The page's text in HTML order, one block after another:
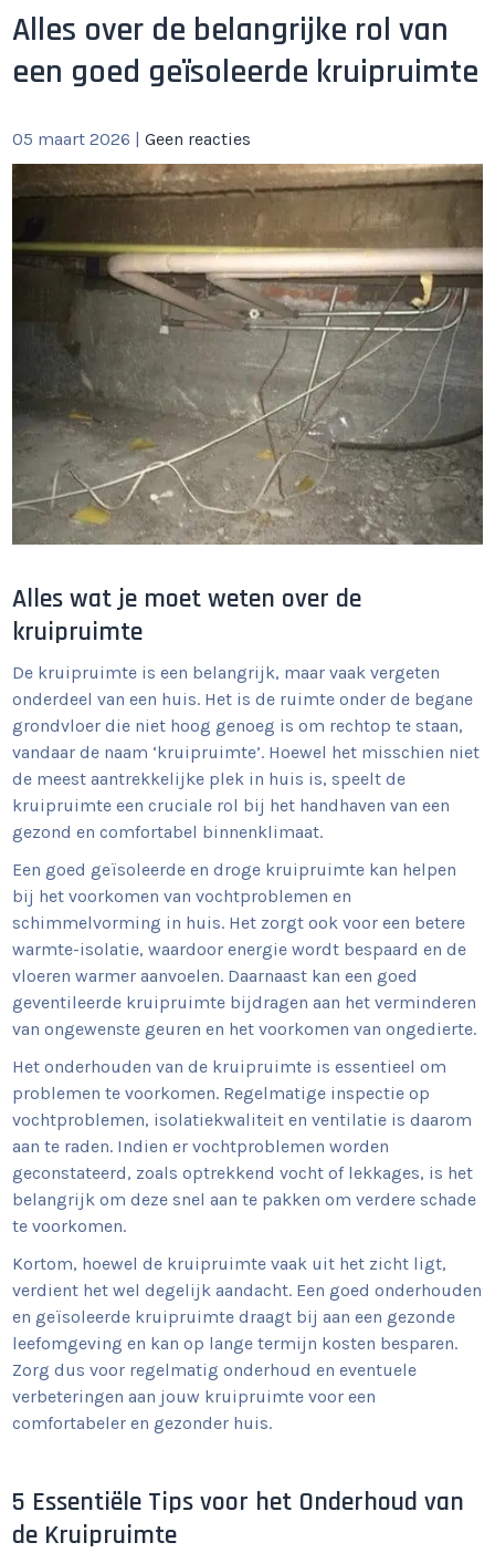
Alles over de belangrijke rol van
een goed geïsoleerde kruipruimte
05 maart 2026 |Geen reacties
Alles wat je moet weten over de
kruipruimte
De kruipruimte is een belangrijk, maar vaak vergeten
onderdeel van een huis. Het is de ruimte onder de begane
grondvloer die niet hoog genoeg is om rechtop te staan,
vandaar de naam ‘kruipruimte’. Hoewel het misschien niet
de meest aantrekkelijke plek in huis is, speelt de
kruipruimte een cruciale rol bij het handhaven van een
gezond en comfortabel binnenklimaat.
Een goed geïsoleerde en droge kruipruimte kan helpen
bij het voorkomen van vochtproblemen en
schimmelvorming in huis. Het zorgt ook voor een betere
warmte-isolatie, waardoor energie wordt bespaard en de
vloeren warmer aanvoelen. Daarnaast kan een goed
geventileerde kruipruimte bijdragen aan het verminderen
van ongewenste geuren en het voorkomen van ongedierte.
Het onderhouden van de kruipruimte is essentieel om
problemen te voorkomen. Regelmatige inspectie op
vochtproblemen, isolatiekwaliteit en ventilatie is daarom
aan te raden. Indien er vochtproblemen worden
geconstateerd, zoals optrekkend vocht of lekkages, is het
belangrijk om deze snel aan te pakken om verdere schade
te voorkomen.
Kortom, hoewel de kruipruimte vaak uit het zicht ligt,
verdient het wel degelijk aandacht. Een goed onderhouden
en geïsoleerde kruipruimte draagt bij aan een gezonde
leefomgeving en kan op lange termijn kosten besparen.
Zorg dus voor regelmatig onderhoud en eventuele
verbeteringen aan jouw kruipruimte voor een
comfortabeler en gezonder huis.
5 Essentiële Tips voor het Onderhoud van
de Kruipruimte